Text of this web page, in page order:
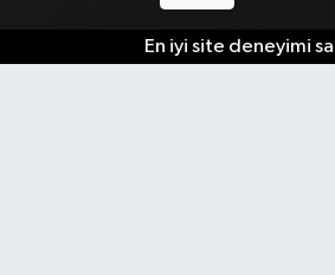
En iyi site deneyimi